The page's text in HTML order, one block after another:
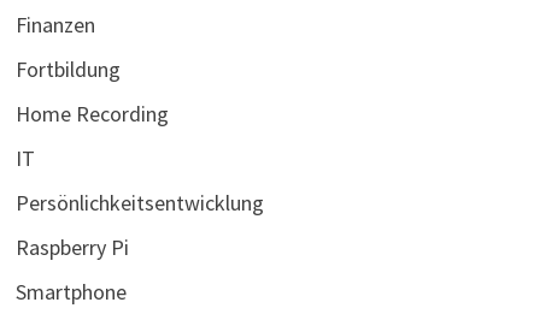
Finanzen
Fortbildung
Home Recording
IT
Persönlichkeitsentwicklung
Raspberry Pi
Smartphone